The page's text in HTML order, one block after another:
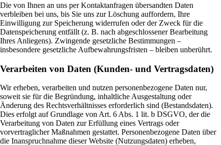
Die von Ihnen an uns per Kontaktanfragen übersandten Daten
verbleiben bei uns, bis Sie uns zur Löschung auffordern, Ihre
Einwilligung zur Speicherung widerrufen oder der Zweck für die
Datenspeicherung entfällt (z. B. nach abgeschlossener Bearbeitung
Ihres Anliegens). Zwingende gesetzliche Bestimmungen –
insbesondere gesetzliche Aufbewahrungsfristen – bleiben unberührt.
Verarbeiten von Daten (Kunden- und Vertragsdaten)
Wir erheben, verarbeiten und nutzen personenbezogene Daten nur,
soweit sie für die Begründung, inhaltliche Ausgestaltung oder
Änderung des Rechtsverhältnisses erforderlich sind (Bestandsdaten).
Dies erfolgt auf Grundlage von Art. 6 Abs. 1 lit. b DSGVO, der die
Verarbeitung von Daten zur Erfüllung eines Vertrags oder
vorvertraglicher Maßnahmen gestattet. Personenbezogene Daten über
die Inanspruchnahme dieser Website (Nutzungsdaten) erheben,